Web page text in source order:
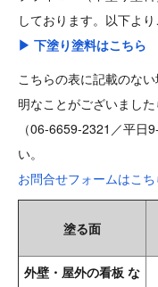
しております。以下より
▶ 下塗り塗料はこちら
こちらの表に記載のな
明なことがございまし
（06-6659-2321／平日
い。
お問合せフォームはこ
塗る面
外壁・屋外の看板 な